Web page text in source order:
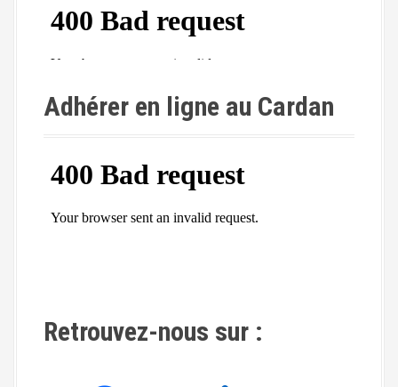
Adhérer en ligne au Cardan
Retrouvez-nous sur :